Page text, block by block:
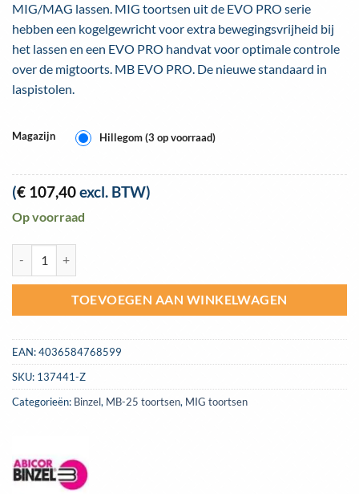
MIG/MAG lassen. MIG toortsen uit de EVO PRO serie
hebben een kogelgewricht voor extra bewegingsvrijheid bij
het lassen en een EVO PRO handvat voor optimale controle
over de migtoorts. MB EVO PRO. De nieuwe standaard in
laspistolen.
Magazijn Hillegom (3 op voorraad)
(€ 107,40excl. BTW)
Op voorraad
TOEVOEGEN AAN WINKELWAGEN
EAN:4036584768599
SKU: 137441-Z
Categorieën: Binzel, MB-25 toortsen, MIG toortsen